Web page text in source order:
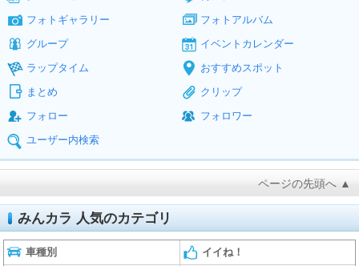
フォトギャラリー
フォトアルバム
グループ
イベントカレンダー
ラップタイム
おすすめスポット
まとめ
クリップ
フォロー
フォロワー
ユーザー内検索
ページの先頭へ ▲
みんカラ 人気のカテゴリ
車種別 イイね！